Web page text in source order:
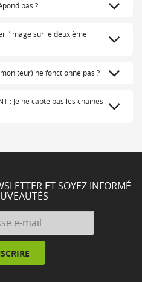
pas ?
l’image sur le deuxième
ne fonctionne pas ?
: Je ne capte pas les chaines
ET SOYEZ INFORMÉ